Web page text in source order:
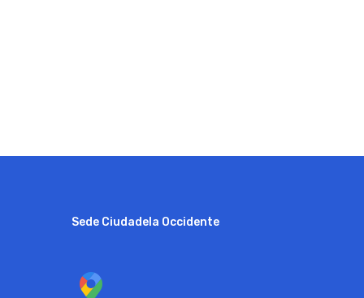
Sede Ciudadela Occidente